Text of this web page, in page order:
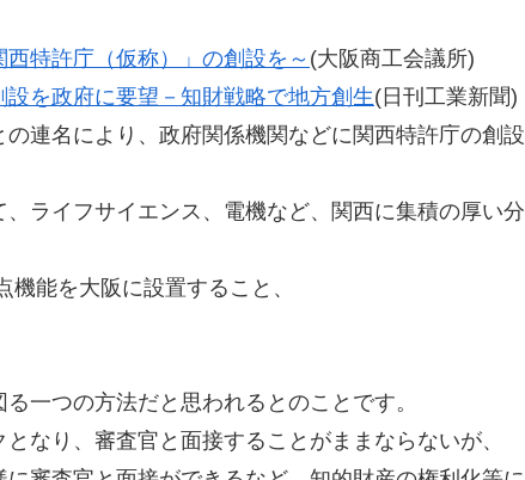
特許庁（仮称）」の創設を～ (大阪商工会議所)
を政府に要望－知財戦略で地方創生(日刊工業新聞)
連名により、政府関係機関などに関西特許庁の創設
ライフサイエンス、電機など、関西に集積の厚い分
能を大阪に設置すること、
一つの方法だと思われるとのことです。
なり、審査官と面接することがままならないが、